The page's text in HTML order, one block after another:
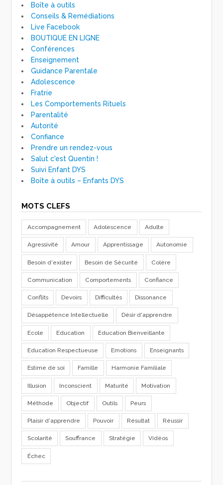
Boîte à outils
Conseils & Remédiations
Live Facebook
BOUTIQUE EN LIGNE
Conférences
Enseignement
Guidance Parentale
Adolescence
Fratrie
Les Comportements Rituels
Parentalité
Autorité
Confiance
Prendre un rendez-vous
Salut c'est Quentin !
Suivi Enfant DYS
Boîte à outils – Enfants DYS
MOTS CLEFS
Accompagnement Adolescence Adulte
Agressivité Amour Apprentissage Autonomie
Besoin d'exister Besoin de Sécurité Colère
Communication Comportements Confiance
Conflits Devoirs Difficultés Dissonance
Désappétence Intellectuelle Désir d'apprendre
Ecole Education Education Bienveillante
Education Respectueuse Emotions Enseignants
Estime de soi Famille Harmonie Familiale
Illusion Inconscient Maturité Motivation
Méthode Objectif Outils Peurs
Plaisir d'apprendre Pouvoir Résultat Réussir
Scolarité Souffrance Stratégie Vidéos
Échec